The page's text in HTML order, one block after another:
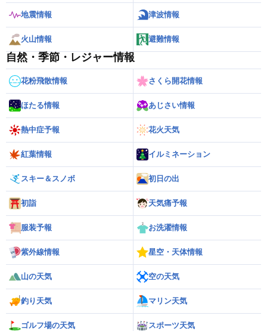
地震情報 津波情報
火山情報 避難情報
自然・季節・レジャー情報
花粉飛散情報 さくら開花情報
ほたる情報 あじさい情報
熱中症予報 花火天気
紅葉情報 イルミネーション
スキー＆スノボ 初日の出
初詣 天気痛予報
服装予報 お洗濯情報
紫外線情報 星空・天体情報
山の天気 空の天気
釣り天気 マリン天気
ゴルフ場の天気 スポーツ天気